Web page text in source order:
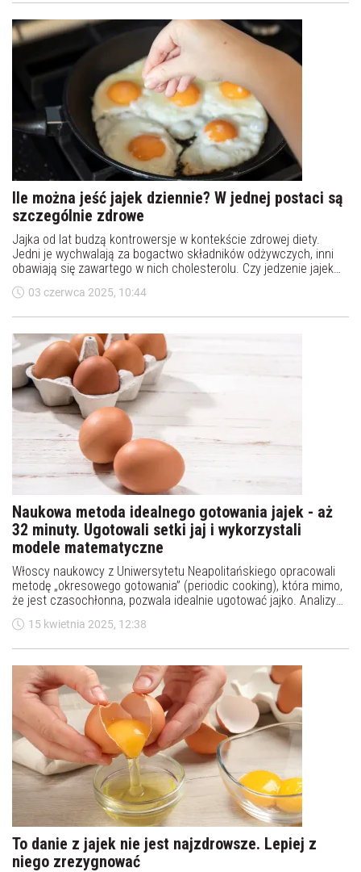
Ile można jeść jajek dziennie? W jednej postaci są
szczególnie zdrowe
Jajka od lat budzą kontrowersje w kontekście zdrowej diety.
Jedni je wychwalają za bogactwo składników odżywczych, inni
obawiają się zawartego w nich cholesterolu. Czy jedzenie jajek
codziennie jest zdrowe? Ile jajek dziennie można jeść?
03 czerwca 2025, 10:44
Naukowa metoda idealnego gotowania jajek - aż
32 minuty. Ugotowali setki jaj i wykorzystali
modele matematyczne
Włoscy naukowcy z Uniwersytetu Neapolitańskiego opracowali
metodę „okresowego gotowania” (periodic cooking), która mimo,
że jest czasochłonna, pozwala idealnie ugotować jajko. Analizy
wykazały, że gotowane w nowy sposób jajka mają idealną
konsystencję i wyższą wartość odżywczą. Metoda ta i związane z
15 kwietnia 2025, 12:38
To danie z jajek nie jest najzdrowsze. Lepiej z
niego zrezygnować